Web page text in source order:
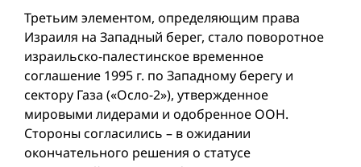
Третьим элементом, определяющим права
Израиля на Западный берег, стало поворотное
израильско-палестинское временное
соглашение 1995 г. по Западному берегу и
сектору Газа («Осло-2»), утвержденное
мировыми лидерами и одобренное ООН.
Стороны согласились – в ожидании
окончательного решения о статусе